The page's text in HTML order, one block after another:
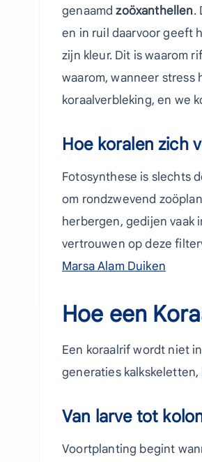
genaamdzoöxanthellen.
en in ruil daarvoor geeft
zijn kleur. Dit is waarom
waarom, wanneer
koraalverbleking, en we
Hoe koralen zich
Fotosynthese is slechts
om rondzwevend
herbergen, gedijen vaak
vertrouwen op deze
Marsa Alam Duiken
Hoe een
Een koraalrif wordt niet
generaties
Van larve tot
Voortplanting begint